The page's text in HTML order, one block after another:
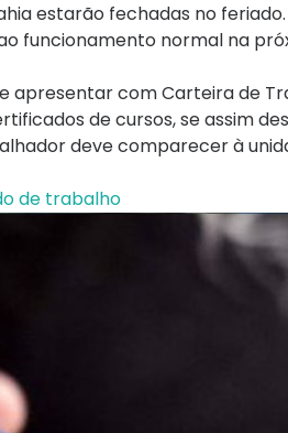
estarão fechadas no
funcionamento normal na
apresentar com Carteira de
de cursos, se assim
deve comparecer à
de trabalho